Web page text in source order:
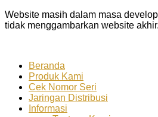
Website masih dalam masa
tidak menggambarkan website akhir.
Beranda
Produk Kami
Cek Nomor Seri
Jaringan Distribusi
Informasi